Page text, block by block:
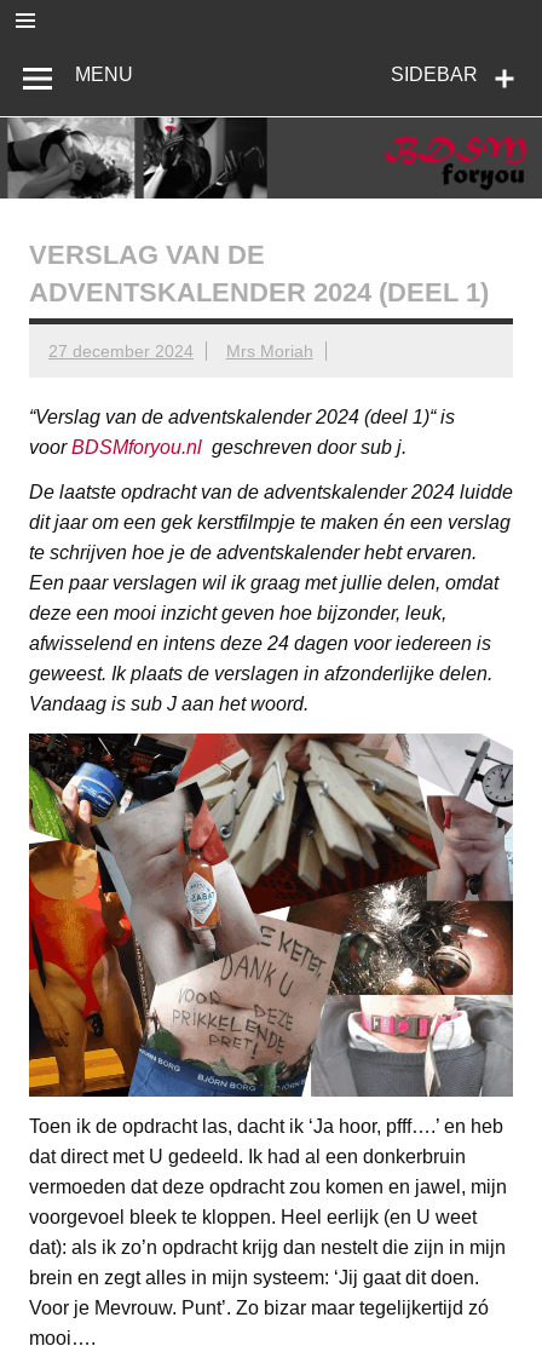
naar
inhoud
BDSMforyou
SIDEBAR
MENU
VERSLAG VAN DE
ADVENTSKALENDER 2024 (DEEL 1)
27 december 2024 Mrs Moriah
“Verslag van de adventskalender 2024 (deel 1)“ is
voorBDSMforyou.nl geschreven door sub j.
De laatste opdracht van de adventskalender 2024 luidde
dit jaar om een gek kerstfilmpje te maken én een verslag
te schrijven hoe je de adventskalender hebt ervaren.
Een paar verslagen wil ik graag met jullie delen, omdat
deze een mooi inzicht geven hoe bijzonder, leuk,
afwisselend en intens deze 24 dagen voor iedereen is
geweest. Ik plaats de verslagen in afzonderlijke delen.
Vandaag is sub J aan het woord.
Toen ik de opdracht las, dacht ik ‘Ja hoor, pfff….’ en heb
dat direct met U gedeeld. Ik had al een donkerbruin
vermoeden dat deze opdracht zou komen en jawel, mijn
voorgevoel bleek te kloppen. Heel eerlijk (en U weet
dat): als ik zo’n opdracht krijg dan nestelt die zijn in mijn
brein en zegt alles in mijn systeem: ‘Jij gaat dit doen.
Voor je Mevrouw. Punt’. Zo bizar maar tegelijkertijd zó
mooi….